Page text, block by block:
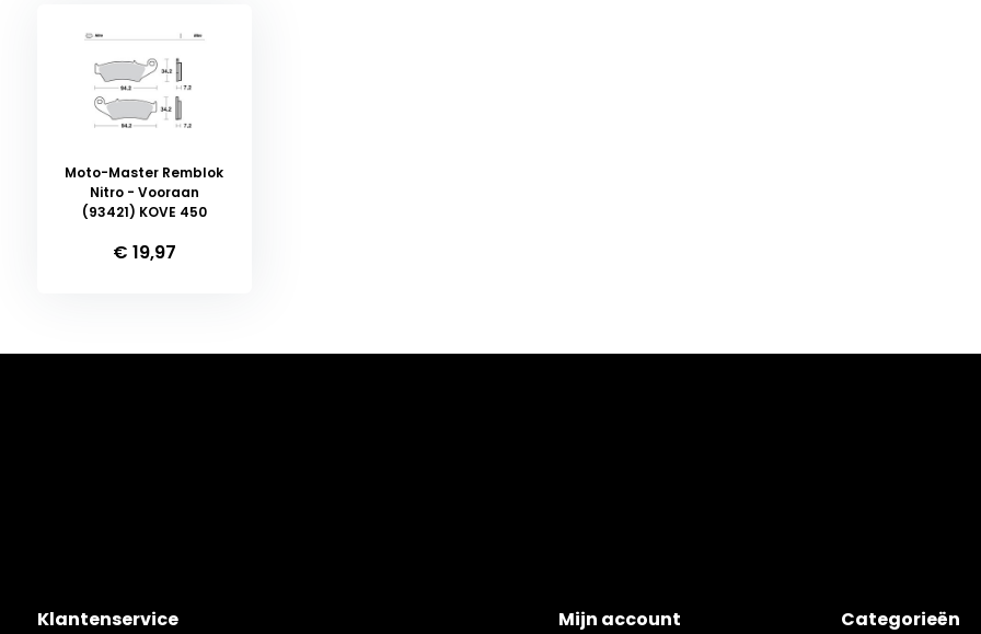
Moto-Master Remblok
Nitro - Vooraan
(93421) KOVE 450
€ 19,97
Klantenservice Mijn account Categorieën